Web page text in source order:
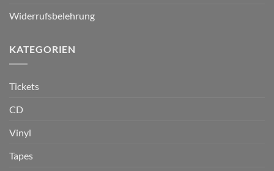
Widerrufsbelehrung
KATEGORIEN
Tickets
CD
Vinyl
Tapes